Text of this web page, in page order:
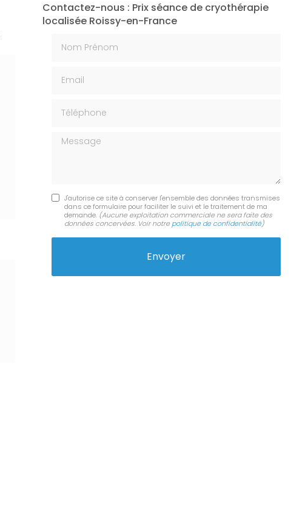
Contactez-nous : Prix séance de cryothérapie
localisée Roissy-en-France
Message
J'autorise ce site à conserver l'ensemble des données transmises
dans ce formulaire pour faciliter le suivi et le traitement de ma
demande. (Aucune exploitation commerciale ne sera faite des
données concervées. Voir notre politique de confidentialité)